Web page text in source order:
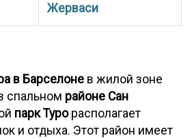
Жерваси
в Барселоне в жилой зоне
спальном районе Сан
парк Турорасполагает
и отдыха. Этот район имеет